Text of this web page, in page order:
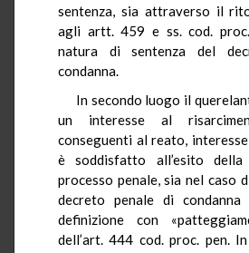
sentenza, sia attraverso il
agli artt. 459 e ss. cod.
natura di sentenza del
condanna.
In secondo luogo il
un interesse al
conseguenti al reato,
è soddisfatto all’esito
processo penale, sia nel caso
decreto penale di
definizione con
dell’art. 444 cod. proc. pen.